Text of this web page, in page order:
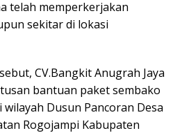
telah memperkerjakan
sekitar di lokasi
CV.Bangkit Anugrah Jaya
bantuan paket sembako
Dusun Pancoran Desa
Rogojampi Kabupaten